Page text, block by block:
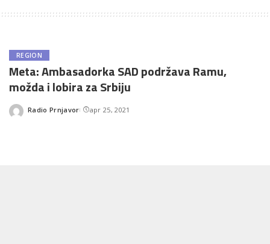
REGION
Meta: Ambasadorka SAD podržava Ramu,
možda i lobira za Srbiju
Posted
Radio Prnjavor apr 25, 2021